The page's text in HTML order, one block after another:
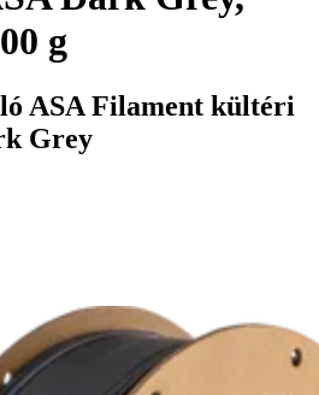
g
ASA Filament kültéri
Grey